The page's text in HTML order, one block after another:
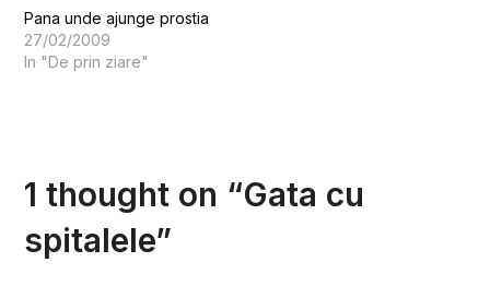
Pana unde ajunge prostia
27/02/2009
In "De prin ziare"
1 thought on “Gata cu
spitalele”